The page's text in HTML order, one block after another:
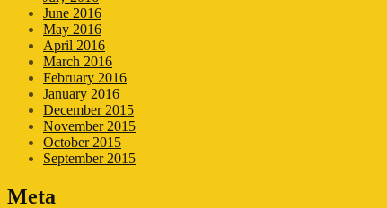
June 2016
May 2016
April 2016
March 2016
February 2016
January 2016
December 2015
November 2015
October 2015
September 2015
Meta